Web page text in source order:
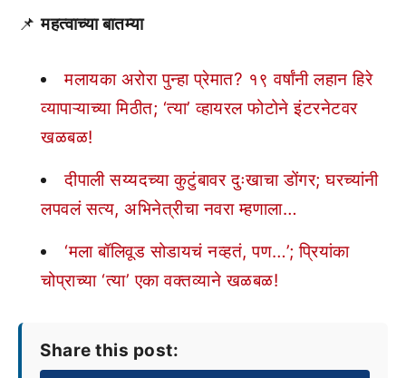
📌महत्वाच्या बातम्या
मलायका अरोरा पुन्हा प्रेमात? १९ वर्षांनी लहान हिरे
व्यापाऱ्याच्या मिठीत; ‘त्या’ व्हायरल फोटोने इंटरनेटवर
खळबळ!
दीपाली सय्यदच्या कुटुंबावर दुःखाचा डोंगर; घरच्यांनी
लपवलं सत्य, अभिनेत्रीचा नवरा म्हणाला…
‘मला बॉलिवूड सोडायचं नव्हतं, पण…’; प्रियांका
चोप्राच्या ‘त्या’ एका वक्तव्याने खळबळ!
Share this post: